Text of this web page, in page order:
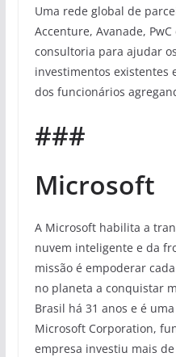
Uma rede global de
Accenture, Avanade,
consultoria para ajudar
investimentos existentes
dos funcionários
###
Microsoft
A Microsoft habilita a
nuvem inteligente e da
missão é empoderar
no planeta a conquistar
Brasil há 31 anos e é
Microsoft Corporation,
empresa investiu mais